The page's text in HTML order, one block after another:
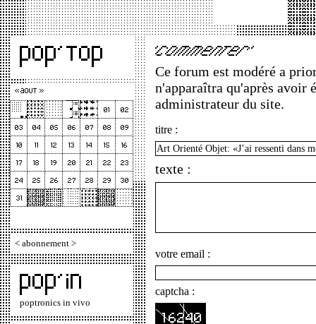
< abonnement >
poptronics in vivo
Ce forum est modéré a
n'apparaîtra qu'après avoir
administrateur du site.
titre :
texte :
votre email :
captcha :